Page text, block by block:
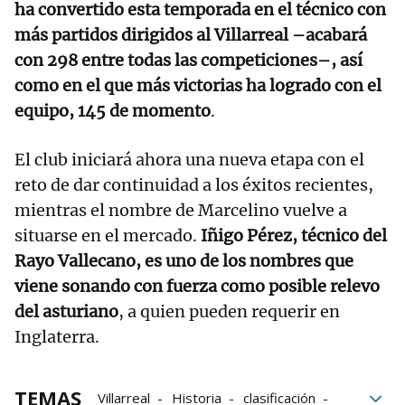
ha convertido esta temporada en el técnico con
más partidos dirigidos al Villarreal –acabará
con 298 entre todas las competiciones–, así
como en el que más victorias ha logrado con el
equipo, 145 de momento.
El club iniciará ahora una nueva etapa con el
reto de dar continuidad a los éxitos recientes,
mientras el nombre de Marcelino vuelve a
situarse en el mercado. Iñigo Pérez, técnico del
Rayo Vallecano, es uno de los nombres que
viene sonando con fuerza como posible relevo
del asturiano, a quien pueden requerir en
Inglaterra.
TEMAS Villarreal Historia
clasificación